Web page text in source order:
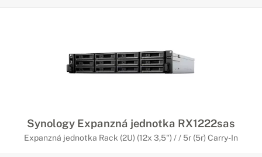
Synology Expanzná jednotka RX1222sas
Expanzná jednotka Rack (2U) (12x 3,5") / / 5r (5r) Carry-In